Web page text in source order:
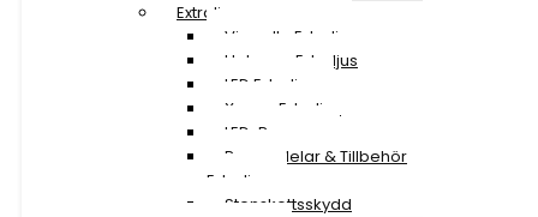
Extraljus
Visa alla Extraljus
Halogen Extraljus
LED Extraljus
Xenon Extraljus
LED-Ramper
Reservdelar & Tillbehör
Extraljus
Stenskottsskydd